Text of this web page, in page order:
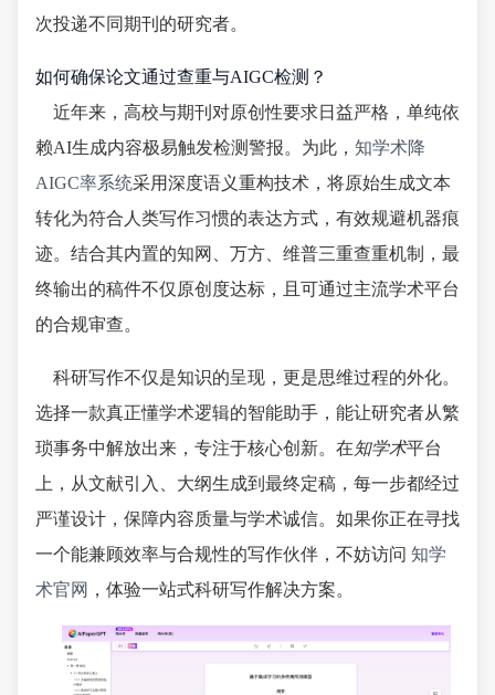
次投递不同期刊的研究者。
如何确保论文通过查重与AIGC检测？
近年来，高校与期刊对原创性要求日益严格，单纯依
赖AI生成内容极易触发检测警报。为此， 知学术降
AIGC率系统采用深度语义重构技术，将原始生成文本
转化为符合人类写作习惯的表达方式，有效规避机器痕
迹。结合其内置的知网、万方、维普三重查重机制，最
终输出的稿件不仅原创度达标，且可通过主流学术平台
的合规审查。
科研写作不仅是知识的呈现，更是思维过程的外化。
选择一款真正懂学术逻辑的智能助手，能让研究者从繁
琐事务中解放出来，专注于核心创新。在知学术平台
上，从文献引入、大纲生成到最终定稿，每一步都经过
严谨设计，保障内容质量与学术诚信。如果你正在寻找
一个能兼顾效率与合规性的写作伙伴，不妨访问 知学
术官网 ，体验一站式科研写作解决方案。